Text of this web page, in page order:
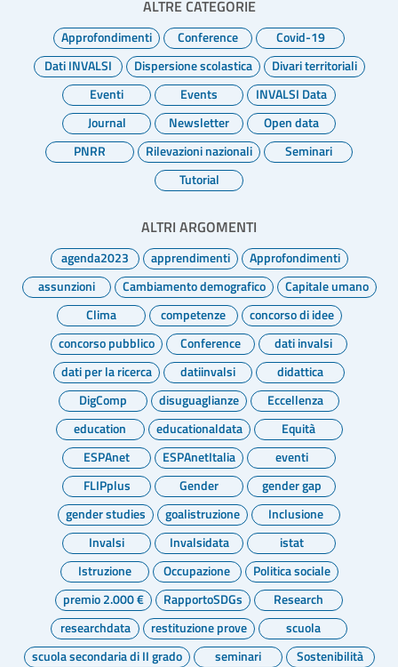
ALTRE CATEGORIE
Approfondimenti Conference
Covid-19
Dati INVALSI
Dispersione scolastica
Divari territoriali
Eventi
Events
INVALSI Data
Journal
Newsletter
Open data
PNRR
Rilevazioni nazionali
Seminari
Tutorial
ALTRI ARGOMENTI
agenda2023 apprendimenti
Approfondimenti
assunzioni
Cambiamento demografico
Capitale umano
Clima
competenze
concorso di idee
concorso pubblico
Conference
dati invalsi
dati per la ricerca
datiinvalsi
didattica
DigComp
disuguaglianze
Eccellenza
education
educationaldata
Equità
ESPAnet
ESPAnetItalia
eventi
FLIPplus
Gender
gender gap
gender studies
goalistruzione
Inclusione
Invalsi
Invalsidata
istat
Istruzione
Occupazione
Politica sociale
premio 2.000 €
RapportoSDGs
Research
researchdata
restituzione prove
scuola
scuola secondaria di II grado
seminari
Sostenibilità